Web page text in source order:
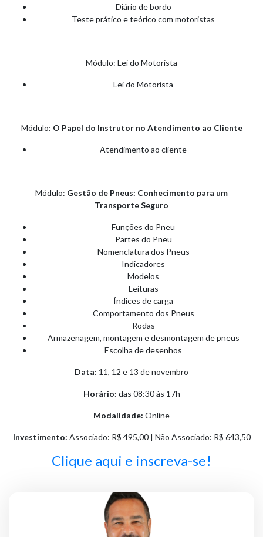
Diário de bordo
Teste prático e teórico com motoristas
Módulo: Lei do Motorista
Lei do Motorista
Módulo: O Papel do Instrutor no Atendimento ao Cliente
Atendimento ao cliente
Módulo: Gestão de Pneus: Conhecimento para um
Transporte Seguro
Funções do Pneu
Partes do Pneu
Nomenclatura dos Pneus
Indicadores
Modelos
Leituras
Índices de carga
Comportamento dos Pneus
Rodas
Armazenagem, montagem e desmontagem de pneus
Escolha de desenhos
Data: 11, 12 e 13 de novembro
Horário: das 08:30 às 17h
Modalidade: Online
Investimento: Associado: R$ 495,00 | Não Associado: R$ 643,50
Clique aqui e inscreva-se!